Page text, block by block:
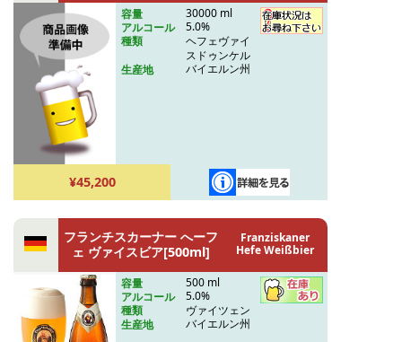
容量
30000 ml
アルコール
5.0%
種類
ヘフェヴァイ
スドゥンケル
生産地
バイエルン州
¥45,200
フランチスカーナー へーフ
ェ ヴァイスビア[500ml]
Franziskaner
Hefe Weißbier
容量
500 ml
アルコール
5.0%
種類
ヴァイツェン
生産地
バイエルン州